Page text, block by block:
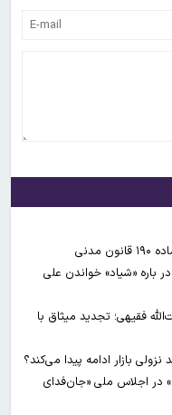
باره «شیاد» خواندن علی
فقیهی؛ تجدید میثاق با
بازار ادامه پیدا می‌کند؟
در اجلاس ملی «جان‌فدای